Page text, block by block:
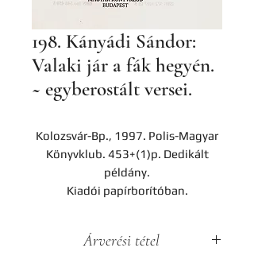
198. Kányádi Sándor:
Valaki jár a fák hegyén.
~ egyberostált versei.
Kolozsvár-Bp., 1997. Polis-Magyar
Könyvklub. 453+(1)p. Dedikált
példány.
Kiadói papírborítóban.
Árverési tétel